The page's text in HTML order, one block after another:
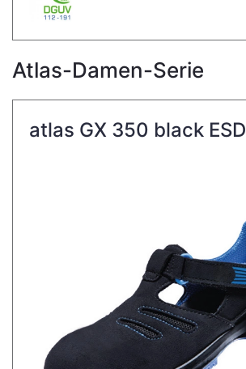
Atlas-Damen-Serie
atlas GX 350 black ESD